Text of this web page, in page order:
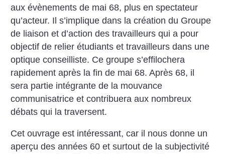
aux évènements de mai 68, plus en spectateur
qu’acteur. Il s’implique dans la création du Groupe
de liaison et d’action des travailleurs qui a pour
objectif de relier étudiants et travailleurs dans une
optique conseilliste. Ce groupe s’effilochera
rapidement après la fin de mai 68. Après 68, il
sera partie intégrante de la mouvance
communisatrice et contribuera aux nombreux
débats qui la traversent.
Cet ouvrage est intéressant, car il nous donne un
aperçu des années 60 et surtout de la subjectivité